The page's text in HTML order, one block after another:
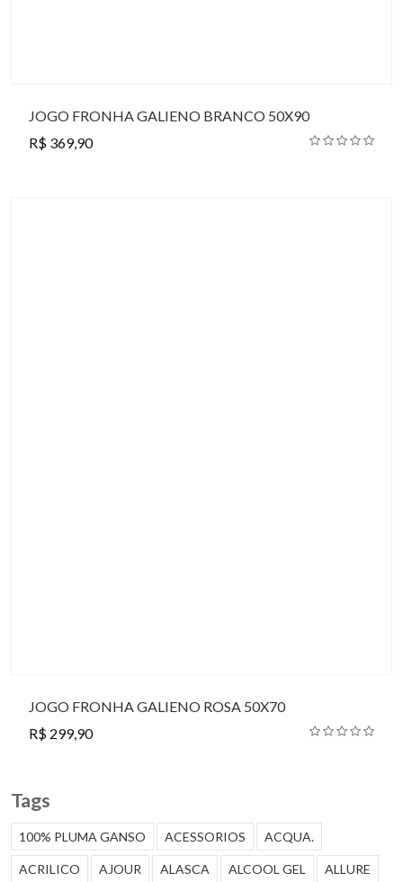
JOGO FRONHA GALIENO BRANCO 50X90
R$ 369,90
JOGO FRONHA GALIENO ROSA 50X70
R$ 299,90
Tags
100% PLUMA GANSO ACESSORIOS ACQUA.
ACRILICO AJOUR ALASCA ALCOOL GEL ALLURE